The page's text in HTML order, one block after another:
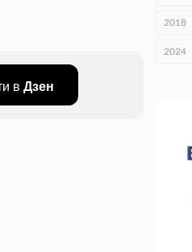
в Дзен
2018
2024